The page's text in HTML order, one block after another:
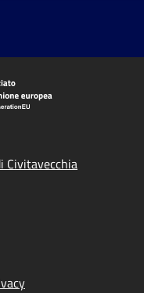
Civitavecchia